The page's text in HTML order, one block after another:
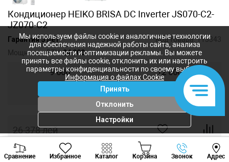
Кондиционер HEIKO BRISA DC Inverter JS070-С2-
JZ070-С2
Гарантия 5 лет Код товара:113343
Мощность, BTU:24 000
9 000 12 000
26 378лей
15 827 лей
Сравнение Избранное Каталог Корзина Звонок Адрес
Viber Whatsapp
Мы используем файлы cookie и аналогичные технологии
для обеспечения надежной работы сайта, анализа
посещаемости и оптимизации рекламы. Вы можете
принять все файлы cookie, отклонить их или настроить
параметры конфиденциальности по своему выбору.
Информация о файлах Cookie
Принять
Отклонить
Настройки